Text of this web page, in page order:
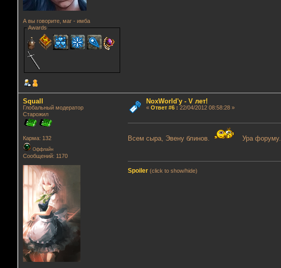
А вы говорите, маг - имба
Awards
Squall
Глобальный модератор
Старожил
Карма: 132
Оффлайн
Сообщений: 1170
NoxWorld'у - V лет!
« Ответ #6: 22/04/2012 08:58:28 »
Всем сыра, Эвену блинов. Ура форуму.
Spoiler (click to show/hide)